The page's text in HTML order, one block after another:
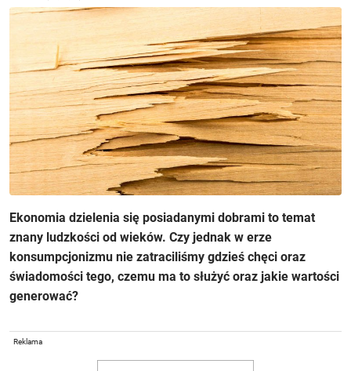
Ekonomia dzielenia się posiadanymi dobrami to temat
znany ludzkości od wieków. Czy jednak w erze
konsumpcjonizmu nie zatraciliśmy gdzieś chęci oraz
świadomości tego, czemu ma to służyć oraz jakie wartości
generować?
Reklama